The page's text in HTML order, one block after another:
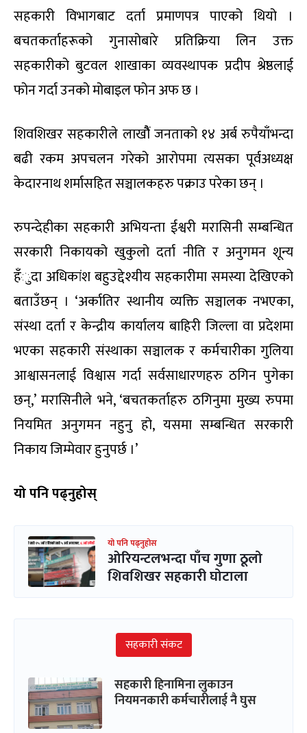
सहकारी विभागबाट दर्ता प्रमाणपत्र पाएको थियो ।
बचतकर्ताहरूको गुनासोबारे प्रतिक्रिया लिन उक्त
सहकारीको बुटवल शाखाका व्यवस्थापक प्रदीप श्रेष्ठलाई
फोन गर्दा उनको मोबाइल फोन अफ छ ।
शिवशिखर सहकारीले लाखौैं जनताको १४ अर्ब रुपैयाँभन्दा
बढी रकम अपचलन गरेको आरोपमा त्यसका पूर्वअध्यक्ष
केदारनाथ शर्मासहित सञ्चालकहरु पक्राउ परेका छन् ।
रुपन्देहीका सहकारी अभियन्ता ईश्वरी मरासिनी सम्बन्धित
सरकारी निकायको खुकुलो दर्ता नीति र अनुगमन शून्य
हँुदा अधिकांश बहुउद्देश्यीय सहकारीमा समस्या देखिएको
बताउँछन् । ‘अर्कातिर स्थानीय व्यक्ति सञ्चालक नभएका,
संस्था दर्ता र केन्द्रीय कार्यालय बाहिरी जिल्ला वा प्रदेशमा
भएका सहकारी संस्थाका सञ्चालक र कर्मचारीका गुलिया
आश्वासनलाई विश्वास गर्दा सर्वसाधारणहरु ठगिन पुगेका
छन्,’ मरासिनीले भने, ‘बचतकर्ताहरु ठगिनुमा मुख्य रुपमा
नियमित अनुगमन नहुनु हो, यसमा सम्बन्धित सरकारी
निकाय जिम्मेवार हुनुपर्छ ।’
यो पनि पढ्नुहोस्
यो पनि पढ्नुहोस
ओरियन्टलभन्दा पाँच गुणा ठूलो
शिवशिखर सहकारी घोटाला
सहकारी संकट
सहकारी हिनामिना लुकाउन
नियमनकारी कर्मचारीलाई नै घुस